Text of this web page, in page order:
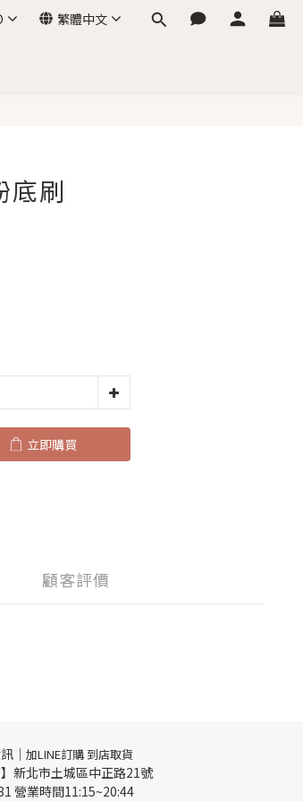
繁體中文
底刷
立即購買
顧客評價
｜ 加LINE訂購 到店取貨
】新北市土城區中正路21號
營業時間11:15~20:44